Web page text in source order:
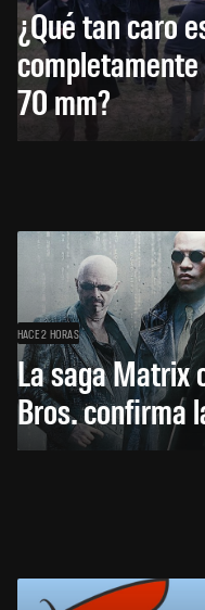
¿Qué tan caro
70 mm?
HACE 2 HORAS
La saga Matrix
Bros. confirma